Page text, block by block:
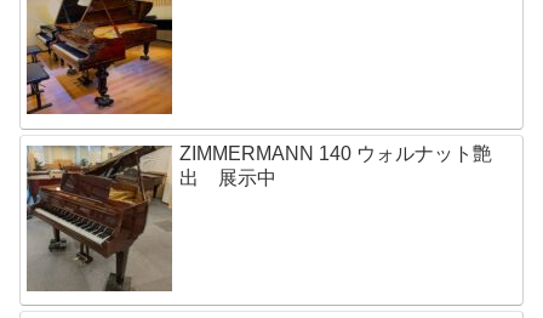
ZIMMERMANN 140 ウォルナット艶
出 展示中